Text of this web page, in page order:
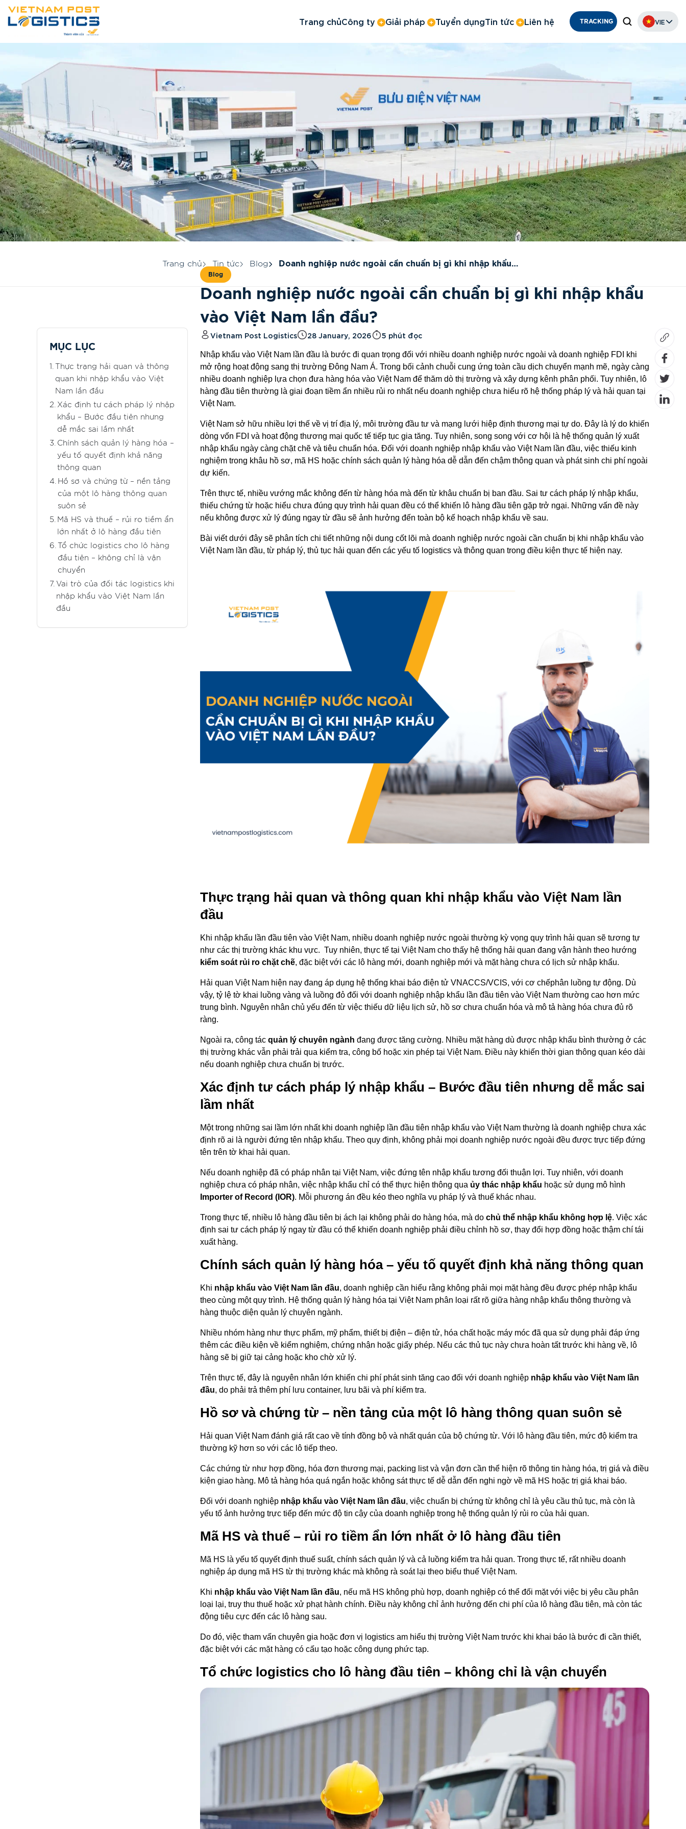
Trang chủCông ty Giải pháp Tuyển dụngTin tức Liên hệ TRACKING VIE
Trang chủ Tin tức Blog
Doanh nghiệp nước ngoài cần chuẩn bị gì khi nhập khẩu
MỤC LỤC
Thực trạng hải quan và thông
quan khi nhập khẩu vào Việt
Nam lần đầu
Xác định tư cách pháp lý nhập
khẩu – Bước đầu tiên nhưng
dễ mắc sai lầm nhất
Chính sách quản lý hàng hóa –
yếu tố quyết định khả năng
thông quan
Hồ sơ và chứng từ – nền tảng
của một lô hàng thông quan
suôn sẻ
Mã HS và thuế – rủi ro tiềm ẩn
lớn nhất ở lô hàng đầu tiên
Tổ chức logistics cho lô hàng
đầu tiên – không chỉ là vận
chuyển
Vai trò của đối tác logistics khi
nhập khẩu vào Việt Nam lần
đầu
Blog
Doanh nghiệp nước ngoài cần chuẩn bị gì khi nhập khẩu
vào Việt Nam lần đầu?
Vietnam Post Logistics 28 January, 2026 5 phút đọc
Nhập khẩu vào Việt Nam lần đầu là bước đi quan trọng đối với nhiều doanh nghiệp nước ngoài và doanh nghiệp FDI khi
mở rộng hoạt động sang thị trường Đông Nam Á. Trong bối cảnh chuỗi cung ứng toàn cầu dịch chuyển mạnh mẽ, ngày càng
nhiều doanh nghiệp lựa chọn đưa hàng hóa vào Việt Nam để thăm dò thị trường và xây dựng kênh phân phối. Tuy nhiên, lô
hàng đầu tiên thường là giai đoạn tiềm ẩn nhiều rủi ro nhất nếu doanh nghiệp chưa hiểu rõ hệ thống pháp lý và hải quan tại
Việt Nam.
Việt Nam sở hữu nhiều lợi thế về vị trí địa lý, môi trường đầu tư và mạng lưới hiệp định thương mại tự do. Đây là lý do khiến
dòng vốn FDI và hoạt động thương mại quốc tế tiếp tục gia tăng. Tuy nhiên, song song với cơ hội là hệ thống quản lý xuất
nhập khẩu ngày càng chặt chẽ và tiêu chuẩn hóa. Đối với doanh nghiệp nhập khẩu vào Việt Nam lần đầu, việc thiếu kinh
nghiệm trong khâu hồ sơ, mã HS hoặc chính sách quản lý hàng hóa dễ dẫn đến chậm thông quan và phát sinh chi phí ngoài
dự kiến.
Trên thực tế, nhiều vướng mắc không đến từ hàng hóa mà đến từ khâu chuẩn bị ban đầu. Sai tư cách pháp lý nhập khẩu,
thiếu chứng từ hoặc hiểu chưa đúng quy trình hải quan đều có thể khiến lô hàng đầu tiên gặp trở ngại. Những vấn đề này
nếu không được xử lý đúng ngay từ đầu sẽ ảnh hưởng đến toàn bộ kế hoạch nhập khẩu về sau.
Bài viết dưới đây sẽ phân tích chi tiết những nội dung cốt lõi mà doanh nghiệp nước ngoài cần chuẩn bị khi nhập khẩu vào
Việt Nam lần đầu, từ pháp lý, thủ tục hải quan đến các yếu tố logistics và thông quan trong điều kiện thực tế hiện nay.
Thực trạng hải quan và thông quan khi nhập khẩu vào Việt Nam lần
đầu
Khi nhập khẩu lần đầu tiên vào Việt Nam, nhiều doanh nghiệp nước ngoài thường kỳ vọng quy trình hải quan sẽ tương tự
như các thị trường khác khu vực. Tuy nhiên, thực tế tại Việt Nam cho thấy hệ thống hải quan đang vận hành theo hướng
kiểm soát rủi ro chặt chẽ, đặc biệt với các lô hàng mới, doanh nghiệp mới và mặt hàng chưa có lịch sử nhập khẩu.
Hải quan Việt Nam hiện nay đang áp dụng hệ thống khai báo điện tử VNACCS/VCIS, với cơ chếphân luồng tự động. Dù
vậy, tỷ lệ tờ khai luồng vàng và luồng đỏ đối với doanh nghiệp nhập khẩu lần đầu tiên vào Việt Nam thường cao hơn mức
trung bình. Nguyên nhân chủ yếu đến từ việc thiếu dữ liệu lịch sử, hồ sơ chưa chuẩn hóa và mô tả hàng hóa chưa đủ rõ
ràng.
Ngoài ra, công tác quản lý chuyên ngành đang được tăng cường. Nhiều mặt hàng dù được nhập khẩu bình thường ở các
thị trường khác vẫn phải trải qua kiểm tra, công bố hoặc xin phép tại Việt Nam. Điều này khiến thời gian thông quan kéo dài
nếu doanh nghiệp chưa chuẩn bị trước.
Xác định tư cách pháp lý nhập khẩu – Bước đầu tiên nhưng dễ mắc sai
lầm nhất
Một trong những sai lầm lớn nhất khi doanh nghiệp lần đầu tiên nhập khẩu vào Việt Nam thường là doanh nghiệp chưa xác
định rõ ai là người đứng tên nhập khẩu. Theo quy định, không phải mọi doanh nghiệp nước ngoài đều được trực tiếp đứng
tên trên tờ khai hải quan.
Nếu doanh nghiệp đã có pháp nhân tại Việt Nam, việc đứng tên nhập khẩu tương đối thuận lợi. Tuy nhiên, với doanh
nghiệp chưa có pháp nhân, việc nhập khẩu chỉ có thể thực hiện thông qua ủy thác nhập khẩu hoặc sử dụng mô hình
Importer of Record (IOR). Mỗi phương án đều kéo theo nghĩa vụ pháp lý và thuế khác nhau.
Trong thực tế, nhiều lô hàng đầu tiên bị ách lại không phải do hàng hóa, mà do chủ thể nhập khẩu không hợp lệ. Việc xác
định sai tư cách pháp lý ngay từ đầu có thể khiến doanh nghiệp phải điều chỉnh hồ sơ, thay đổi hợp đồng hoặc thậm chí tái
xuất hàng.
Chính sách quản lý hàng hóa – yếu tố quyết định khả năng thông quan
Khi nhập khẩu vào Việt Nam lần đầu, doanh nghiệp cần hiểu rằng không phải mọi mặt hàng đều được phép nhập khẩu
theo cùng một quy trình. Hệ thống quản lý hàng hóa tại Việt Nam phân loại rất rõ giữa hàng nhập khẩu thông thường và
hàng thuộc diện quản lý chuyên ngành.
Nhiều nhóm hàng như thực phẩm, mỹ phẩm, thiết bị điện – điện tử, hóa chất hoặc máy móc đã qua sử dụng phải đáp ứng
thêm các điều kiện về kiểm nghiệm, chứng nhận hoặc giấy phép. Nếu các thủ tục này chưa hoàn tất trước khi hàng về, lô
hàng sẽ bị giữ tại cảng hoặc kho chờ xử lý.
Trên thực tế, đây là nguyên nhân lớn khiến chi phí phát sinh tăng cao đối với doanh nghiệp nhập khẩu vào Việt Nam lần
đầu, do phải trả thêm phí lưu container, lưu bãi và phí kiểm tra.
Hồ sơ và chứng từ – nền tảng của một lô hàng thông quan suôn sẻ
Hải quan Việt Nam đánh giá rất cao về tính đồng bộ và nhất quán của bộ chứng từ. Với lô hàng đầu tiên, mức độ kiểm tra
thường kỹ hơn so với các lô tiếp theo.
Các chứng từ như hợp đồng, hóa đơn thương mại, packing list và vận đơn cần thể hiện rõ thông tin hàng hóa, trị giá và điều
kiện giao hàng. Mô tả hàng hóa quá ngắn hoặc không sát thực tế dễ dẫn đến nghi ngờ về mã HS hoặc trị giá khai báo.
Đối với doanh nghiệp nhập khẩu vào Việt Nam lần đầu, việc chuẩn bị chứng từ không chỉ là yêu cầu thủ tục, mà còn là
yếu tố ảnh hưởng trực tiếp đến mức độ tin cậy của doanh nghiệp trong hệ thống quản lý rủi ro của hải quan.
Mã HS và thuế – rủi ro tiềm ẩn lớn nhất ở lô hàng đầu tiên
Mã HS là yếu tố quyết định thuế suất, chính sách quản lý và cả luồng kiểm tra hải quan. Trong thực tế, rất nhiều doanh
nghiệp áp dụng mã HS từ thị trường khác mà không rà soát lại theo biểu thuế Việt Nam.
Khi nhập khẩu vào Việt Nam lần đầu, nếu mã HS không phù hợp, doanh nghiệp có thể đối mặt với việc bị yêu cầu phân
loại lại, truy thu thuế hoặc xử phạt hành chính. Điều này không chỉ ảnh hưởng đến chi phí của lô hàng đầu tiên, mà còn tác
động tiêu cực đến các lô hàng sau.
Do đó, việc tham vấn chuyên gia hoặc đơn vị logistics am hiểu thị trường Việt Nam trước khi khai báo là bước đi cần thiết,
đặc biệt với các mặt hàng có cấu tạo hoặc công dụng phức tạp.
Tổ chức logistics cho lô hàng đầu tiên – không chỉ là vận chuyển